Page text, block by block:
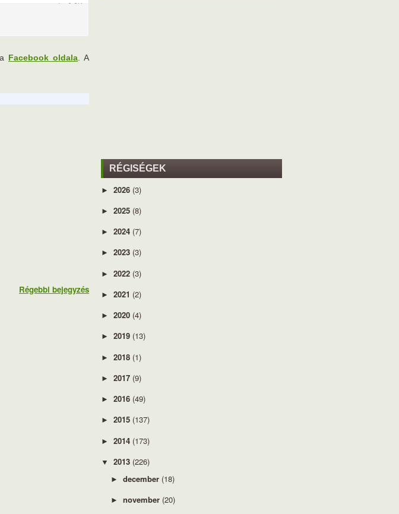
Facebook oldala . A
Régebbi bejegyzés
RÉGISÉGEK
► 2026 (3)
► 2025 (8)
► 2024 (7)
► 2023 (3)
► 2022 (3)
► 2021 (2)
► 2020 (4)
► 2019 (13)
► 2018 (1)
► 2017 (9)
► 2016 (49)
► 2015 (137)
► 2014 (173)
▼ 2013 (226)
► december (18)
► november (20)